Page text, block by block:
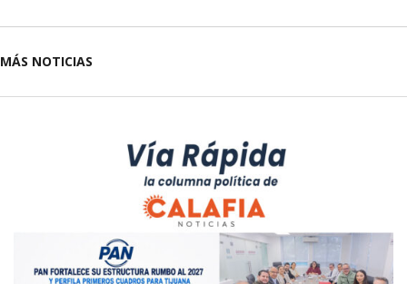
MÁS NOTICIAS